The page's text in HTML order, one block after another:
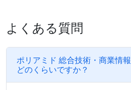
よくある質問
ポリアミド 総合技術・商業情
どのくらいですか？